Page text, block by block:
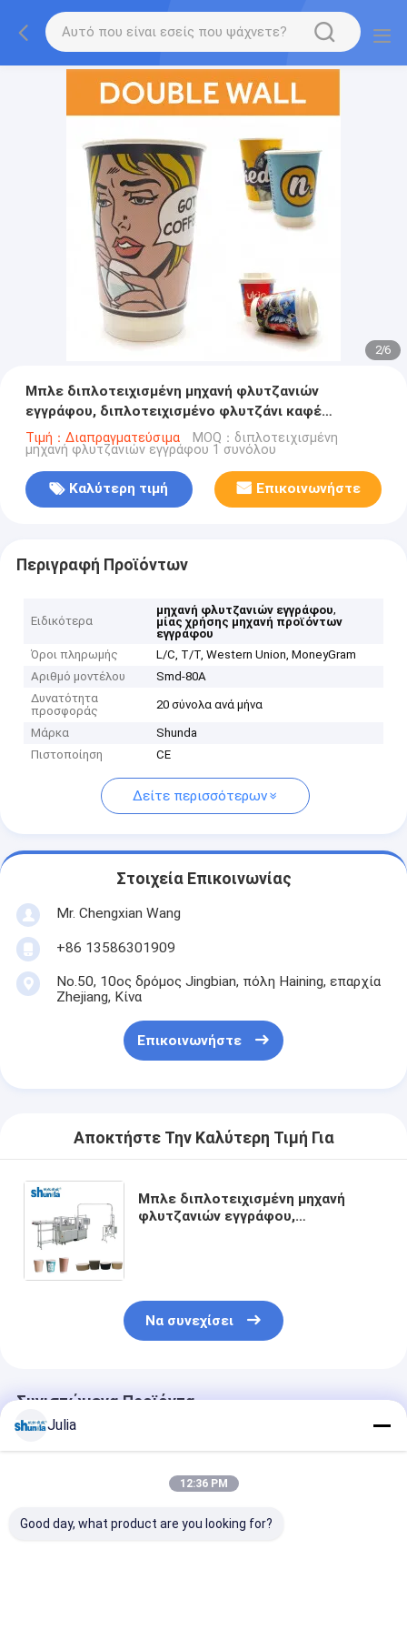
2/6
Μπλε διπλοτειχισμένη μηχανή φλυτζανιών
εγγράφου, διπλοτειχισμένο φλυτζάνι καφέ
εγγράφου μηχανών παραγωγής φλυτζανιών
εγγράφου PLC
Τιμή：Διαπραγματεύσιμα MOQ：διπλοτειχισμένη
μηχανή φλυτζανιών εγγράφου 1 συνόλου
Καλύτερη τιμή Επικοινωνήστε
Περιγραφή Προϊόντων
Ειδικότερα
μηχανή φλυτζανιών εγγράφου,
μίας χρήσης μηχανή προϊόντων
εγγράφου
Όροι πληρωμής
L/C, T/T, Western Union, MoneyGram
Αριθμό μοντέλου
Smd-80A
Δυνατότητα
προσφοράς
20 σύνολα ανά μήνα
Μάρκα
Shunda
Πιστοποίηση
CE
Δείτε περισσότερων
Στοιχεία Επικοινωνίας
Mr. Chengxian Wang
+86 13586301909
No.50, 10ος δρόμος Jingbian, πόλη Haining, επαρχία
Zhejiang, Κίνα
Επικοινωνήστε
Αποκτήστε Την Καλύτερη Τιμή Για
Μπλε διπλοτειχισμένη μηχανή
φλυτζανιών εγγράφου,
Να συνεχίσει
Συνιστώμενα Προϊόντα
Julia
12:36 PM
Good day, what product are you looking for?